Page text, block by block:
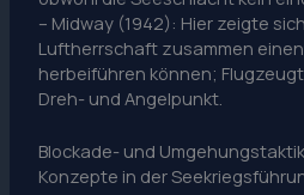
– Midway (1942): Hier zeigte
Luftherrschaft zusammen
herbeiführen können;
Dreh- und Angelpunkt.
Blockade- und
Konzepte in der